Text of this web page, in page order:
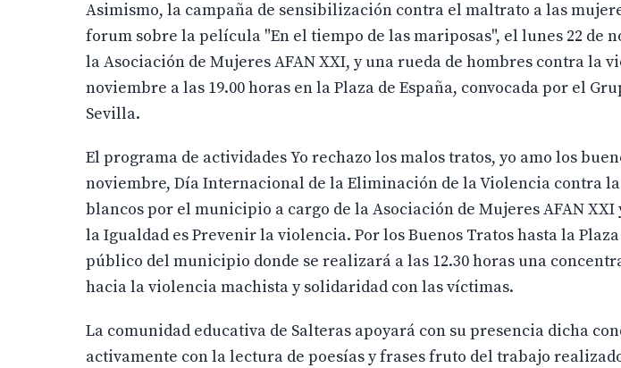
Asimismo, la campaña de sensibilización contra el maltrato a las
forum sobre la película "En el tiempo de las mariposas", el lunes 22 de
la Asociación de Mujeres AFAN XXI, y una rueda de hombres contra la
noviembre a las 19.00 horas en la Plaza de España, convocada por el
Sevilla.
El programa de actividades Yo rechazo los malos tratos, yo amo los
noviembre, Día Internacional de la Eliminación de la Violencia contra
blancos por el municipio a cargo de la Asociación de Mujeres AFAN XXI
la Igualdad es Prevenir la violencia. Por los Buenos Tratos hasta la
público del municipio donde se realizará a las 12.30 horas una
hacia la violencia machista y solidaridad con las víctimas.
La comunidad educativa de Salteras apoyará con su presencia dicha
activamente con la lectura de poesías y frases fruto del trabajo